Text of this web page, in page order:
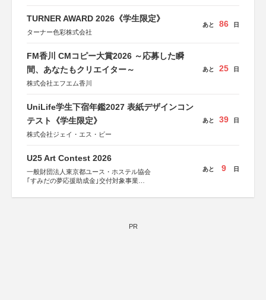
TURNER AWARD 2026《学生限定》
ターナー色彩株式会社
あと 86 日
FM香川 CMコピー大賞2026 ～応募した瞬
間、あなたもクリエイター～
株式会社エフエム香川
あと 25 日
UniLife学生下宿年鑑2027 表紙デザインコン
テスト《学生限定》
株式会社ジェイ・エス・ビー
あと 39 日
U25 Art Contest 2026
一般財団法人東京都ユース・ホステル協会
｢すみだの夢応援助成金｣交付対象事業
あと 9 日
PR